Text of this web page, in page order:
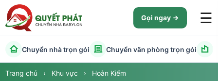
Gọi ngay ☰
Chuyển nhà trọn gói Chuyển văn phòng trọn gói
Trang chủ › Khu vực › Hoàn Kiếm